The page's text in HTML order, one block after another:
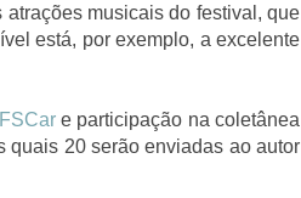
musicais do festival, que
está, por exemplo, a excelente
e participação na coletânea
quais 20 serão enviadas ao autor